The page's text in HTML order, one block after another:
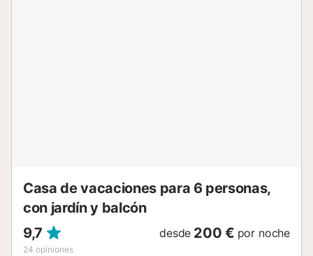
Casa de vacaciones para 6 personas,
con jardín y balcón
9,7
24 opiniones
desde 200 € por noche